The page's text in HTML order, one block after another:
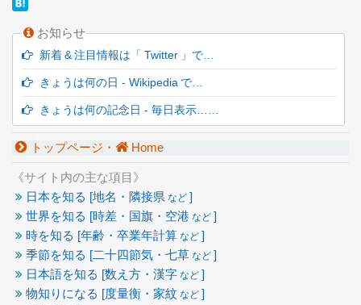
お知らせ
新着 & 注目情報は「 Twitter 」で…
きょうは何の日 - Wikipedia で…
きょうは何の記念日 - 毎日表示……
トップページ・ Home
《サイト内の主な項目》
日本を知る [地名・隣接県 など ]
世界を知る [時差・国旗・空港 など ]
時を知る [年齢・卒業年計算 など ]
季節を知る [二十四節気・七草 など ]
日本語を知る [数え方・漢字 など ]
物知りになる [度量衡・家紋 など ]